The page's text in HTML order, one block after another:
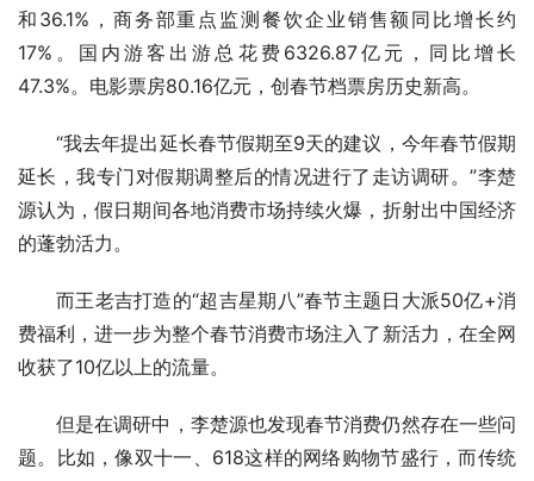
和36.1%，商务部重点监测餐饮企业销售额同比增长约
17%。国内游客出游总花费6326.87亿元，同比增长
47.3%。电影票房80.16亿元，创春节档票房历史新高。
“我去年提出延长春节假期至9天的建议，今年春节假期
延长，我专门对假期调整后的情况进行了走访调研。”李楚
源认为，假日期间各地消费市场持续火爆，折射出中国经济
的蓬勃活力。
而王老吉打造的“超吉星期八”春节主题日大派50亿+消
费福利，进一步为整个春节消费市场注入了新活力，在全网
收获了10亿以上的流量。
但是在调研中，李楚源也发现春节消费仍然存在一些问
题。比如，像双十一、618这样的网络购物节盛行，而传统